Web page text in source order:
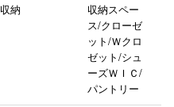
収納
収納スペー
ス/クローゼ
ット/Ｗクロ
ゼット/シュ
ーズＷＩＣ/
パントリー